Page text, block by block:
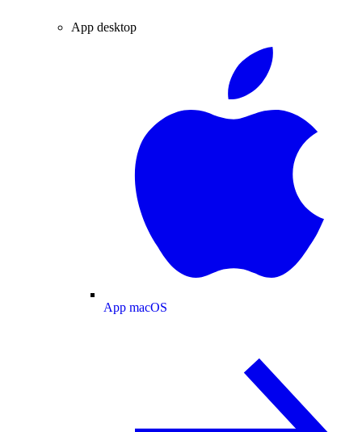
App desktop
App macOS